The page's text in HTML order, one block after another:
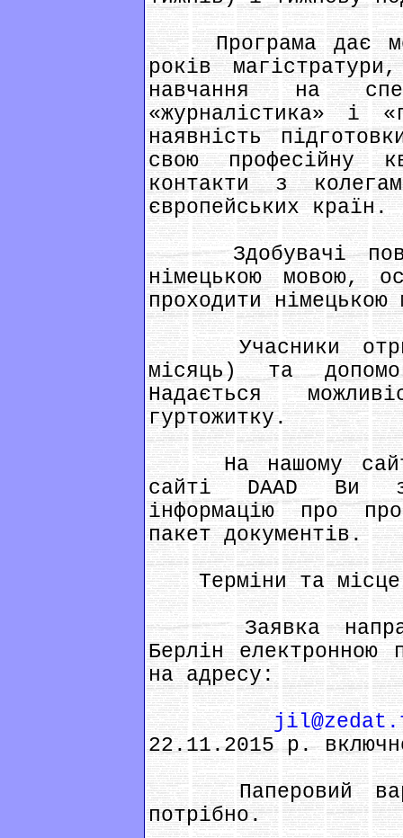
Програма дає
років
навчання на
«журналістика» і
наявність
свою професійну
контакти з
європейських країн.
Здобувачі
німецькою мовою,
проходити німецькою
Учасники
місяць) та
Надається
гуртожитку.
На нашому
сайті DAAD Ви
інформацію про
пакет документів.
Терміни та місце
Заявка
Берлін електронною
на адресу:
22.11.2015 р.
Паперовий
потрібно.